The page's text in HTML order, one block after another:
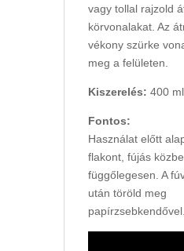
vagy tollal rajzold
körvonalakat. Az
vékony szürke
meg a felületen.
Kiszerelés: 400
Fontos:
Használat előtt
flakont, fújás
függőlegesen. A
után töröld meg
papírzsebkendővel.